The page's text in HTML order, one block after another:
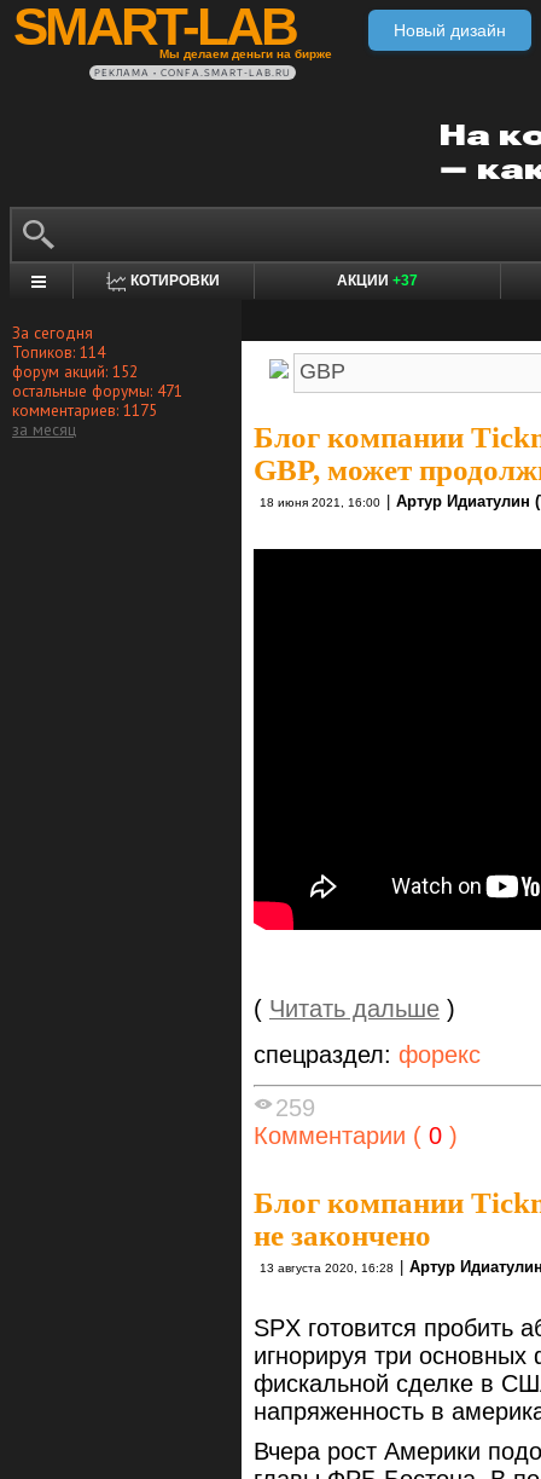
SMART-LAB
Мы делаем деньги на бирже
Новый дизайн
РЕКЛАМА • CONFA.SMART-LAB.RU
КОТИРОВКИ АКЦИИ +37
За сегодня
Топиков: 114
форум акций: 152
остальные форумы: 471
комментариев: 1175
за месяц
Блог компании
GBP, может
18 июня 2021, 16:00 Артур Идиатулин
( Читать дальше )
спецраздел: форекс
259
Комментарии ( 0 )
Блог компании
не закончено
13 августа 2020, 16:28 Артур
SPX готовится пробить
игнорируя три основных
фискальной сделке в
напряженность в
Вчера рост Америки